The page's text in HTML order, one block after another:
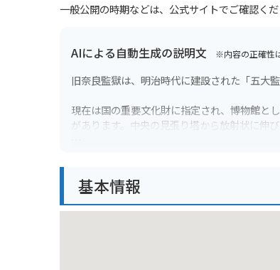
一般公開の時期などは、公式サイトでご確認くだ
AIによる自動生成の説明文 ※内容の正確性
旧奈良監獄は、明治時代に建設された「五大
現在は国の重要文化財に指定され、博物館と
があります。中央の見張り塔から放射状に伸
基本情報